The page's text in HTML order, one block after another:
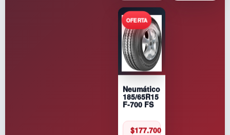
Neumático
185/65R15
F-700 FS
$177.700